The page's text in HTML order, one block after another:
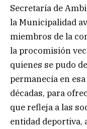
Secretaría de
la Municipalidad
miembros de la
la procomisión
quienes se pudo
permanecía en
décadas, para
que refleja a las
entidad deportiva,